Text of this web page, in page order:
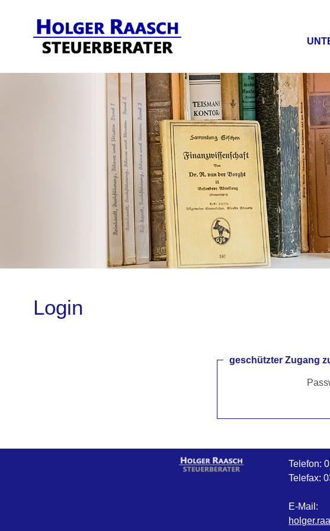
Login
geschützter Zugang
Telefon:
Telefax:
E-Mail: